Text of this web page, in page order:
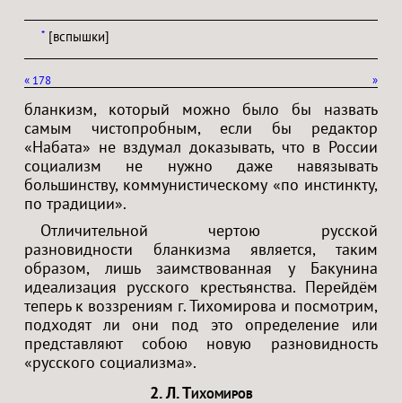
* [вспышки]
« »
178
бланкизм, который можно было бы назвать
самым чистопробным, если бы редактор
«Набата» не вздумал доказывать, что в России
социализм не нужно даже навязывать
большинству, коммунистическому «по инстинкту,
по традиции».
Отличительной чертою русской
разновидности бланкизма является, таким
образом, лишь заимствованная у Бакунина
идеализация русского крестьянства. Перейдём
теперь к воззрениям г. Тихомирова и посмотрим,
подходят ли они под это определение или
представляют собою новую разновидность
«русского социализма».
2. Л. Тихомиров